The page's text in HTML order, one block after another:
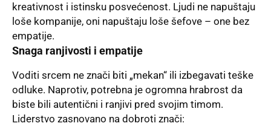
kreativnost i istinsku posvećenost. Ljudi ne napuštaju
loše kompanije, oni napuštaju loše šefove – one bez
empatije.
Snaga ranjivosti i empatije
Voditi srcem ne znači biti „mekan“ ili izbegavati teške
odluke. Naprotiv, potrebna je ogromna hrabrost da
biste bili autentični i ranjivi pred svojim timom.
Liderstvo zasnovano na dobroti znači: